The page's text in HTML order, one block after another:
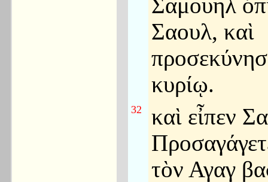
Σαμουηλ
Σαουλ, καὶ
κυρίῳ.
32
καὶ εἶπεν
τὸν Αγαγ